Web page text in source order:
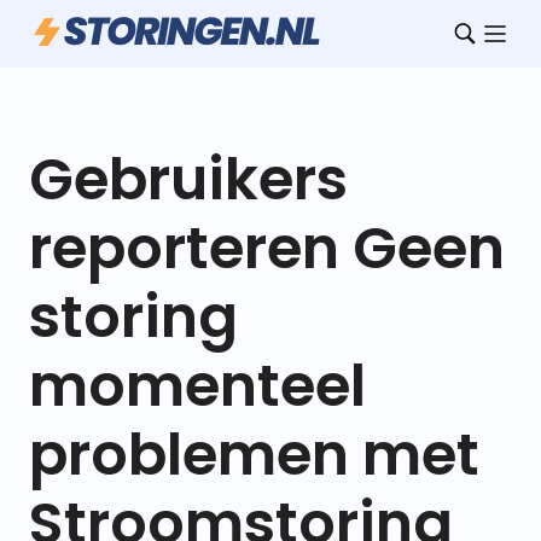
Gebruikers
reporteren Geen
storing
momenteel
problemen met
Stroomstoring